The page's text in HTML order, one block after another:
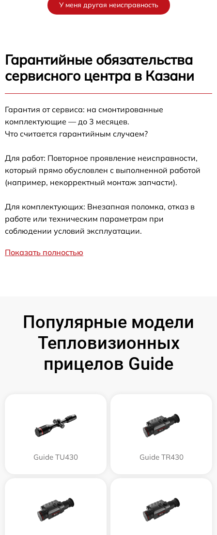
У меня другая неисправность
Гарантийные обязательства
сервисного центра в Казани
Гарантия от сервиса: на смонтированные
комплектующие — до 3 месяцев.
Что считается гарантийным случаем?
Для работ: Повторное проявление неисправности,
который прямо обусловлен с выполненной работой
(например, некорректный монтаж запчасти).
Для комплектующих: Внезапная поломка, отказ в
работе или техническим параметрам при
соблюдении условий эксплуатации.
Показать полностью
Популярные модели
Тепловизионных
прицелов Guide
Guide TU430 Guide TR430